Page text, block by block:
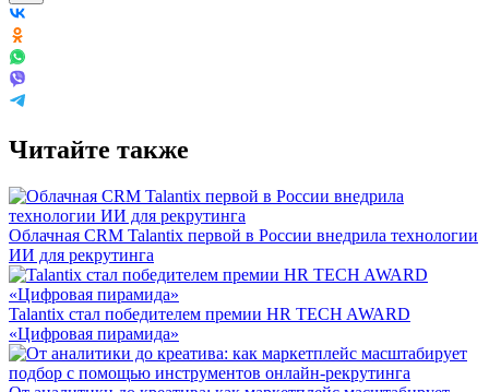
Читайте также
Облачная CRM Talantix первой в России внедрила технологии
ИИ для рекрутинга
Talantix cтал победителем премии HR TECH AWARD
«Цифровая пирамида»